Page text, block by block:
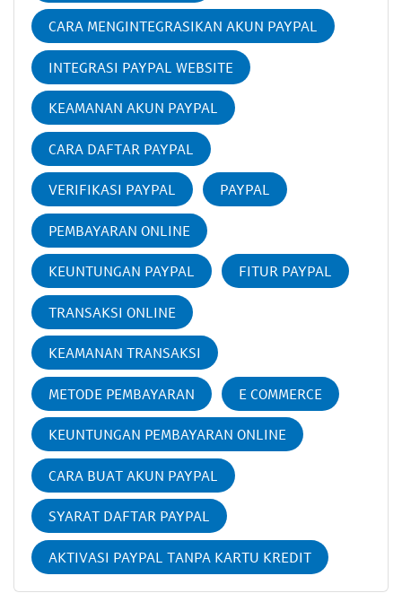
CARA MENGINTEGRASIKAN AKUN PAYPAL
INTEGRASI PAYPAL WEBSITE
KEAMANAN AKUN PAYPAL
CARA DAFTAR PAYPAL
VERIFIKASI PAYPAL PAYPAL
PEMBAYARAN ONLINE
KEUNTUNGAN PAYPAL FITUR PAYPAL
TRANSAKSI ONLINE
KEAMANAN TRANSAKSI
METODE PEMBAYARAN E COMMERCE
KEUNTUNGAN PEMBAYARAN ONLINE
CARA BUAT AKUN PAYPAL
SYARAT DAFTAR PAYPAL
AKTIVASI PAYPAL TANPA KARTU KREDIT